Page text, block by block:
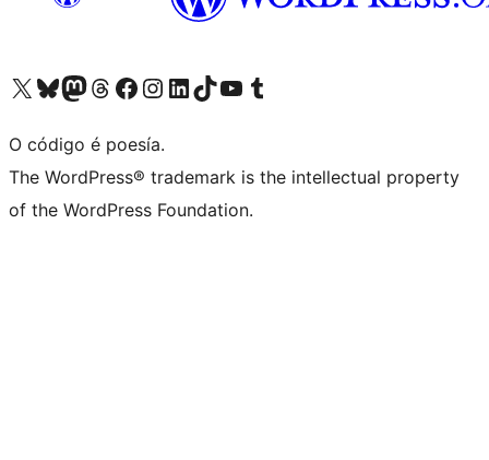
Visita la cuenta de X (anteriormente Twitter)
Visita a nosa conta de Bluesky
Visita a nosa conta de Mastodon
Visita a nosa conta de Threads
Visita a nosa páxina de Facebook
Visita a nosa conta de Instagram
Visita a nosa conta de LinkedIn
Visita a nosa conta de TikTok
Visita a nosa canle de YouTube
Visita a nosa conta de Tumblr
O código é poesía.
The WordPress® trademark is the intellectual property
of the WordPress Foundation.